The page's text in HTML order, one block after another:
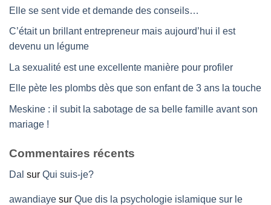
Elle se sent vide et demande des conseils…
C’était un brillant entrepreneur mais aujourd’hui il est
devenu un légume
La sexualité est une excellente manière pour profiler
Elle pète les plombs dès que son enfant de 3 ans la touche
Meskine : il subit la sabotage de sa belle famille avant son
mariage !
Commentaires récents
Dal sur Qui suis-je?
awandiaye sur Que dis la psychologie islamique sur le